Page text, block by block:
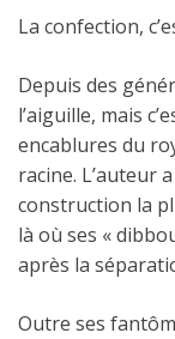
La confection,
Depuis des
l’aiguille, mais
encablures du
racine. L’auteur
construction la
là où ses «
après la
Outre ses